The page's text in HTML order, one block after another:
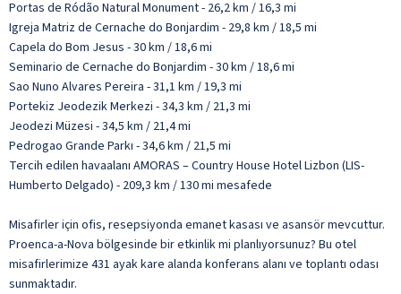
Portas de Ródão Natural Monument - 26,2 km / 16,3 mi
Igreja Matriz de Cernache do Bonjardim - 29,8 km / 18,5 mi
Capela do Bom Jesus - 30 km / 18,6 mi
Seminario de Cernache do Bonjardim - 30 km / 18,6 mi
Sao Nuno Alvares Pereira - 31,1 km / 19,3 mi
Portekiz Jeodezik Merkezi - 34,3 km / 21,3 mi
Jeodezi Müzesi - 34,5 km / 21,4 mi
Pedrogao Grande Parkı - 34,6 km / 21,5 mi
Tercih edilen havaalanı AMORAS – Country House Hotel Lizbon (LIS-
Humberto Delgado) - 209,3 km / 130 mi mesafede
Misafirler için ofis, resepsiyonda emanet kasası ve asansör mevcuttur.
Proenca-a-Nova bölgesinde bir etkinlik mi planlıyorsunuz? Bu otel
misafirlerimize 431 ayak kare alanda konferans alanı ve toplantı odası
sunmaktadır.